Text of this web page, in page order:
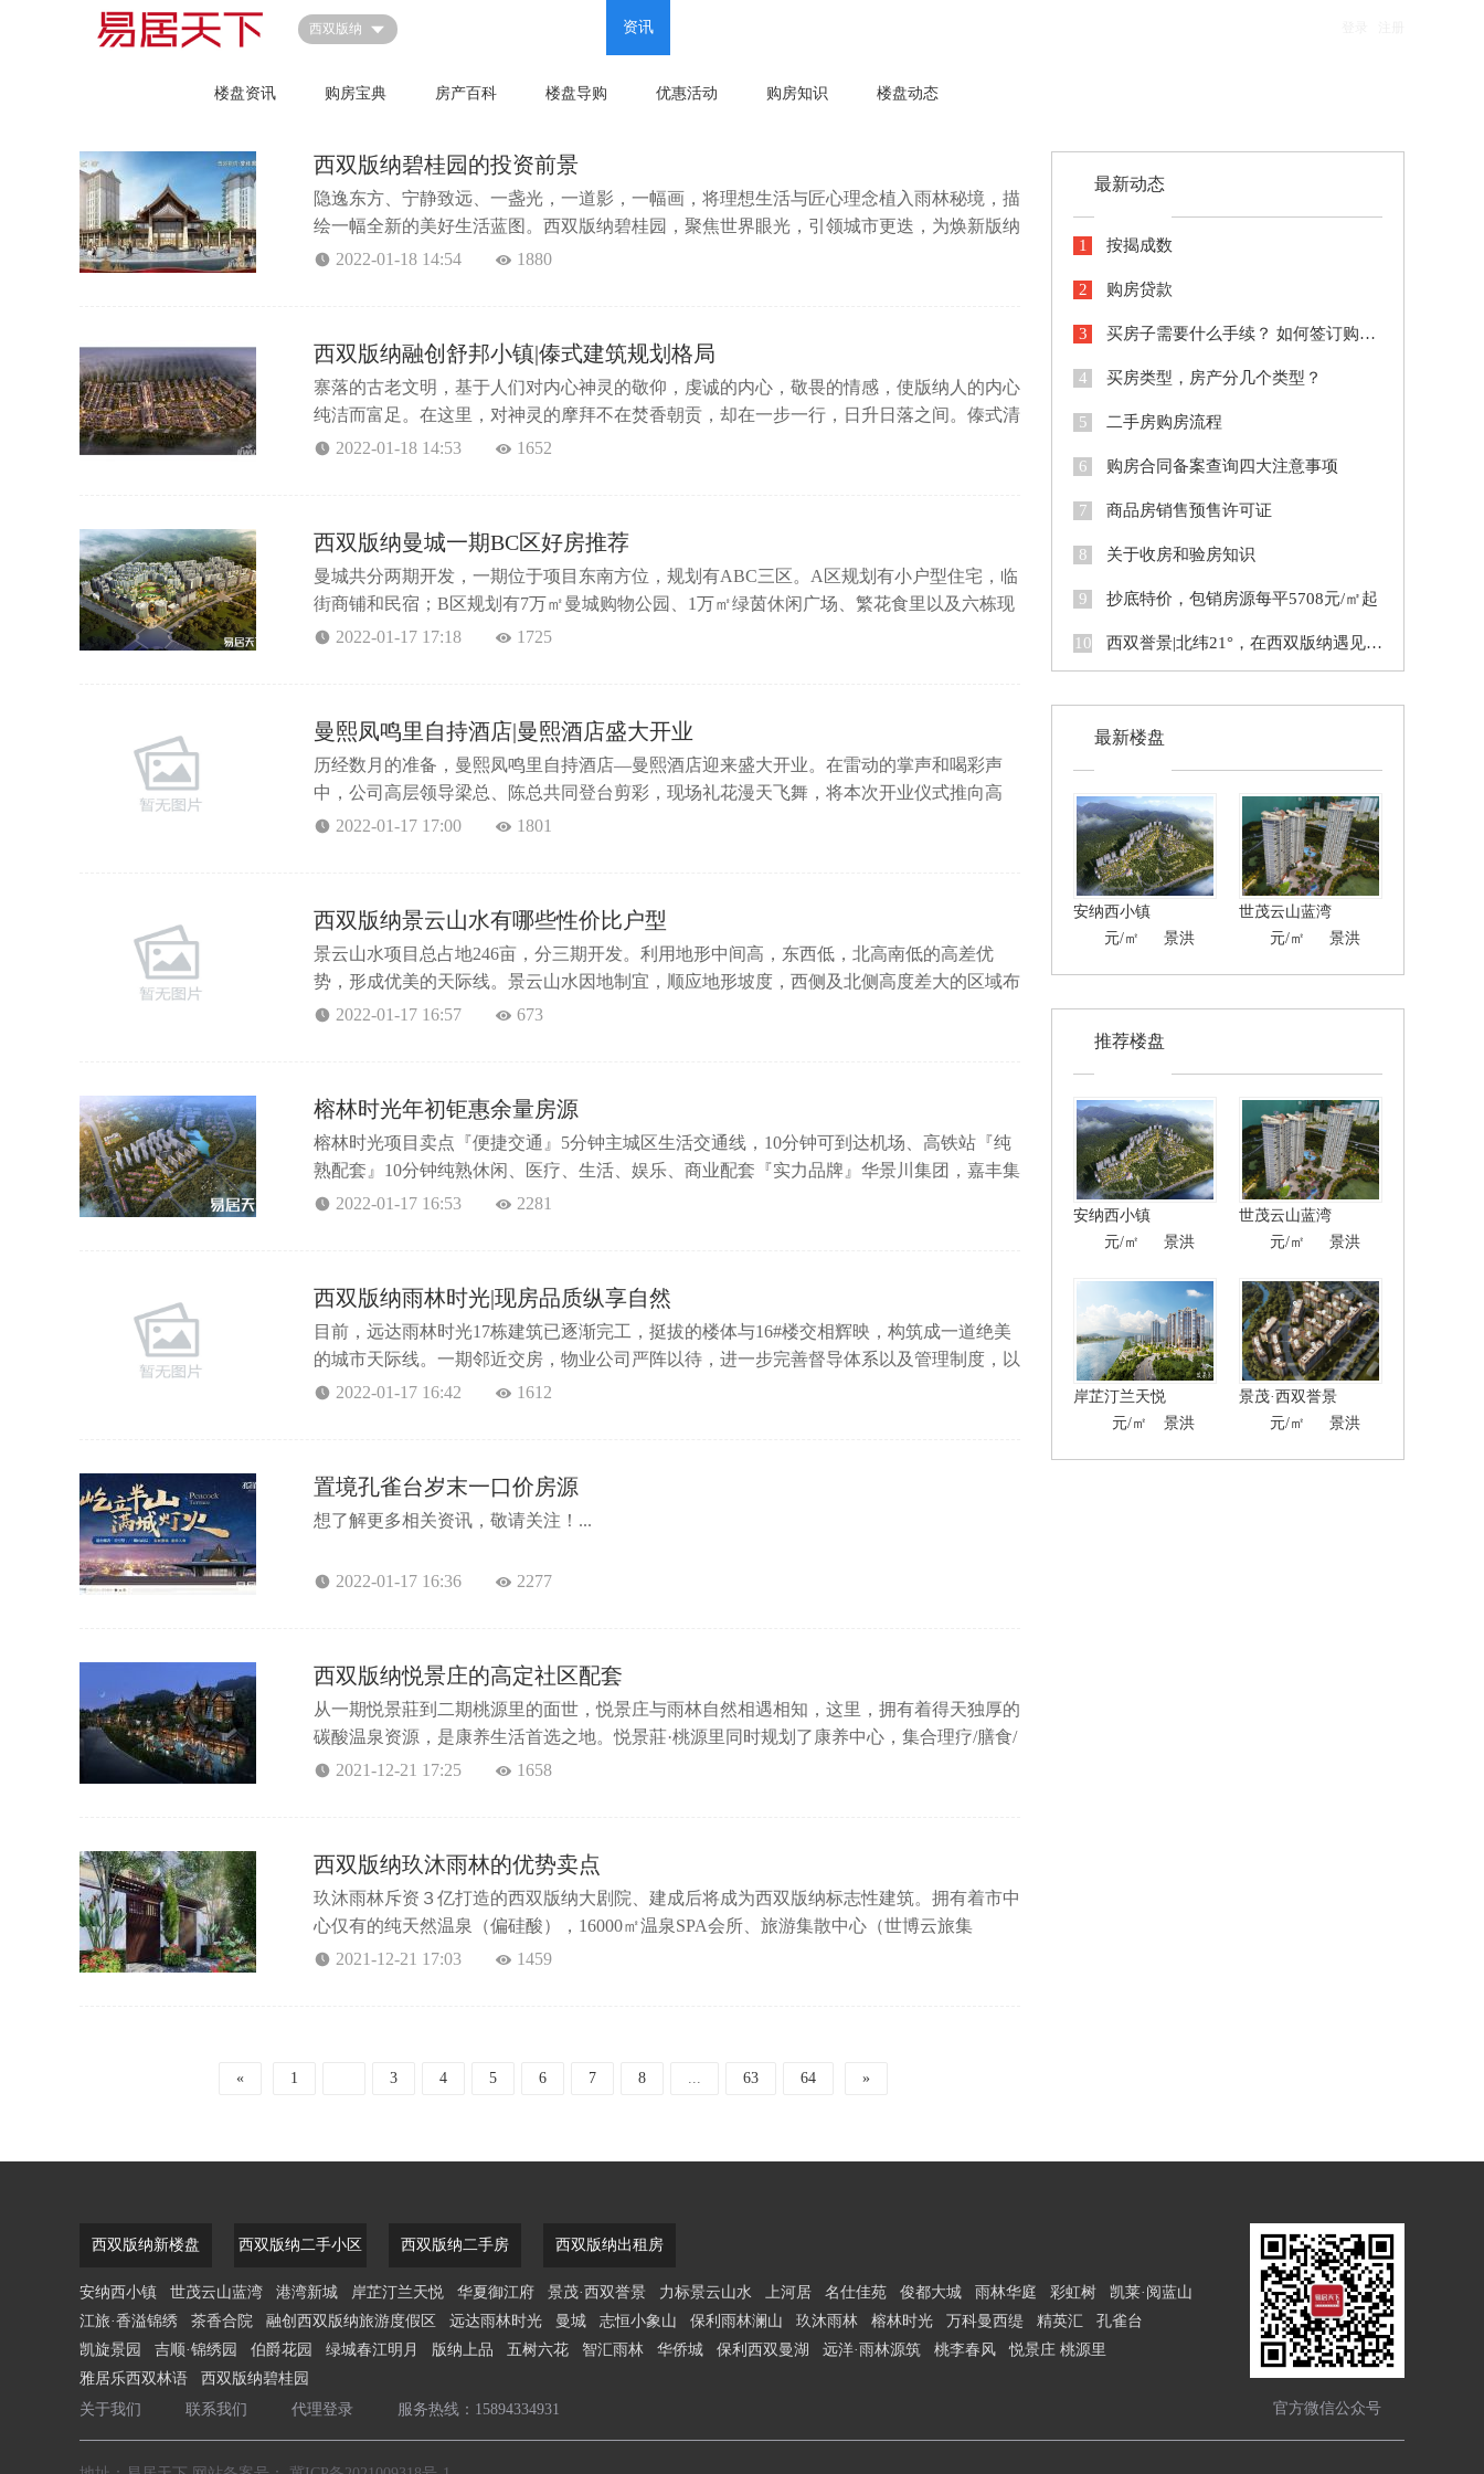
西双版纳 资讯
楼盘资讯 购房宝典 房产百科 楼盘导购 优惠活动 购房知识 楼盘动态
西双版纳碧桂园的投资前景
隐逸东方、宁静致远、一盏光，一道影，一幅画，将理想生活与匠心理念植入雨林秘境，描
绘一幅全新的美好生活蓝图。西双版纳碧桂园，聚焦世界眼光，引领城市更迭，为焕新版纳
旅居时代而来。1、版纳门户，旅居圣地约3100亩泛亚空港新城（大盘规划）+近享4D级嘎
2022-01-18 14:54 1880
西双版纳融创舒邦小镇|傣式建筑规划格局
寨落的古老文明，基于人们对内心神灵的敬仰，虔诚的内心，敬畏的情感，使版纳人的内心
纯洁而富足。在这里，对神灵的摩拜不在焚香朝贡，却在一步一行，日升日落之间。傣式清
明上河图，舒邦小镇如诗如画的兰纳王朝风光，还原博爱、自由、灵感......的生活百味。想
2022-01-18 14:53 1652
西双版纳曼城一期BC区好房推荐
曼城共分两期开发，一期位于项目东南方位，规划有ABC三区。A区规划有小户型住宅，临
街商铺和民宿；B区规划有7万㎡曼城购物公园、1万㎡绿茵休闲广场、繁花食里以及六栋现
代化空中花园住宅；C区规划22栋纯板式华宅，户户采光通透，尽享美好生活。一期BC区
2022-01-17 17:18 1725
曼熙凤鸣里自持酒店|曼熙酒店盛大开业
历经数月的准备，曼熙凤鸣里自持酒店—曼熙酒店迎来盛大开业。在雷动的掌声和喝彩声
中，公司高层领导梁总、陈总共同登台剪彩，现场礼花漫天飞舞，将本次开业仪式推向高
潮，随着剪彩仪式的完成，也寓意着曼熙酒店正式迈入新征程。作为版纳旅居红盘，曼熙凤
2022-01-17 17:00 1801
西双版纳景云山水有哪些性价比户型
景云山水项目总占地246亩，分三期开发。利用地形中间高，东西低，北高南低的高差优
势，形成优美的天际线。景云山水因地制宜，顺应地形坡度，西侧及北侧高度差大的区域布
置低层住宅，在中间平缓区域及东侧的区域规划布置小高层住宅，由低层住宅及小高层住宅
2022-01-17 16:57 673
榕林时光年初钜惠余量房源
榕林时光项目卖点『便捷交通』5分钟主城区生活交通线，10分钟可到达机场、高铁站『纯
熟配套』10分钟纯熟休闲、医疗、生活、娱乐、商业配套『实力品牌』华景川集团，嘉丰集
团，祥滨集团联合打造『背山面水』背靠南联山，面朝流沙河『品质物业』携手绿城打造品
2022-01-17 16:53 2281
西双版纳雨林时光|现房品质纵享自然
目前，远达雨林时光17栋建筑已逐渐完工，挺拔的楼体与16#楼交相辉映，构筑成一道绝美
的城市天际线。一期邻近交房，物业公司严阵以待，进一步完善督导体系以及管理制度，以
良好的面貌，丰富的知识，扎实的素养，为业主提供至善至真的贴心服务，引领西双版纳旅
2022-01-17 16:42 1612
置境孔雀台岁末一口价房源
想了解更多相关资讯，敬请关注！...
2022-01-17 16:36 2277
西双版纳悦景庄的高定社区配套
从一期悦景莊到二期桃源里的面世，悦景庄与雨林自然相遇相知，这里，拥有着得天独厚的
碳酸温泉资源，是康养生活首选之地。悦景莊·桃源里同时规划了康养中心，集合理疗/膳食/
健检等高端康养服务体系，只为给予每位游者与家人更加周至的照顾。桃源里风荷洋房组
2021-12-21 17:25 1658
西双版纳玖沐雨林的优势卖点
玖沐雨林斥资３亿打造的西双版纳大剧院、建成后将成为西双版纳标志性建筑。拥有着市中
心仅有的纯天然温泉（偏硅酸），16000㎡温泉SPA会所、旅游集散中心（世博云旅集
团）、六国风情商业街、五星级酒店集群。项目卖点玖沐雨林位于国家级旅游度假区-曼弄
2021-12-21 17:03 1459
« 1 3 4 5 6 7 8 ... 63 64 »
最新动态
1 按揭成数
2 购房贷款
3 买房子需要什么手续？ 如何签订购房合同 ？
4 买房类型，房产分几个类型？
5 二手房购房流程
6 购房合同备案查询四大注意事项
7 商品房销售预售许可证
8 关于收房和验房知识
9 抄底特价，包销房源每平5708元/㎡起
10 西双誉景|北纬21°，在西双版纳遇见品质旅居生活
最新楼盘
安纳西小镇
元/㎡ 景洪
世茂云山蓝湾
元/㎡ 景洪
推荐楼盘
安纳西小镇
元/㎡ 景洪
世茂云山蓝湾
元/㎡ 景洪
岸芷汀兰天悦
元/㎡ 景洪
景茂·西双誉景
元/㎡ 景洪
西双版纳新楼盘 西双版纳二手小区 西双版纳二手房 西双版纳出租房
安纳西小镇 世茂云山蓝湾 港湾新城 岸芷汀兰天悦 华夏御江府 景茂·西双誉景 力标景云山水 上河居 名仕佳苑 俊都大城 雨林华庭 彩虹树
凯莱·阅蓝山
江旅·香溢锦绣
茶香合院 融创西双版纳旅游度假区 远达雨林时光 曼城 志恒小象山 保利雨林澜山 玖沐雨林 榕林时光 万科曼西缇 精英汇
孔雀台
凯旋景园
吉顺·锦绣园 伯爵花园 绿城春江明月 版纳上品 五树六花 智汇雨林 华侨城 保利西双曼湖 远洋·雨林源筑 桃李春风
悦景庄 桃源里
雅居乐西双林语
西双版纳碧桂园
关于我们
联系我们 代理登录 服务热线：15894334931 官方微信公众号